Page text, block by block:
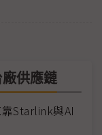
供應鏈
Starlink與AI